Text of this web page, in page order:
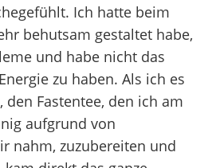
Ich hatte beim
behutsam gestaltet habe,
und habe nicht das
zu haben. Als ich es
den Fastentee, den ich am
aufgrund von
nahm, zuzubereiten und